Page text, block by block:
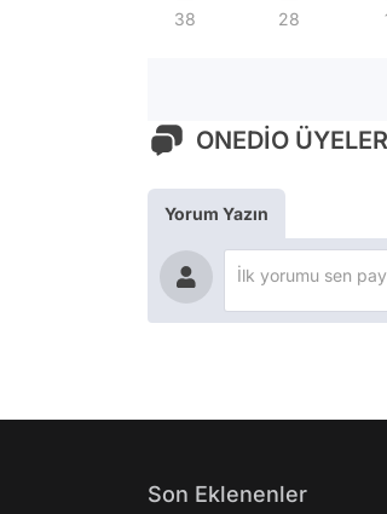
38 28
ONEDİO
Yorum Yazın
Son Eklenenler